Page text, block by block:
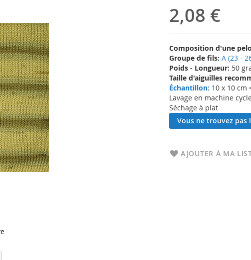
2,08 €
Composition d'une
Groupe de fils: A (23 -
Poids - Longueur: 50
Taille d'aiguilles
Échantillon: 10 x 10 cm
Lavage en machine
Séchage à plat
Vous ne trouvez pas
AJOUTER À MA